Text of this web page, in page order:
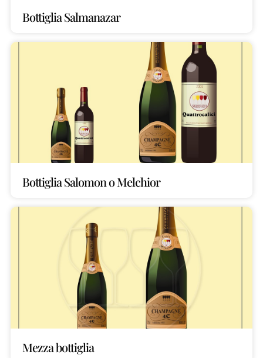
Bottiglia Salmanazar
Bottiglia Salomon o Melchior
Mezza bottiglia